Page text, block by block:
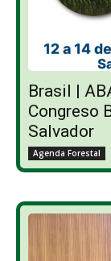
Brasil |
Congreso
Salvador
Agenda Forestal